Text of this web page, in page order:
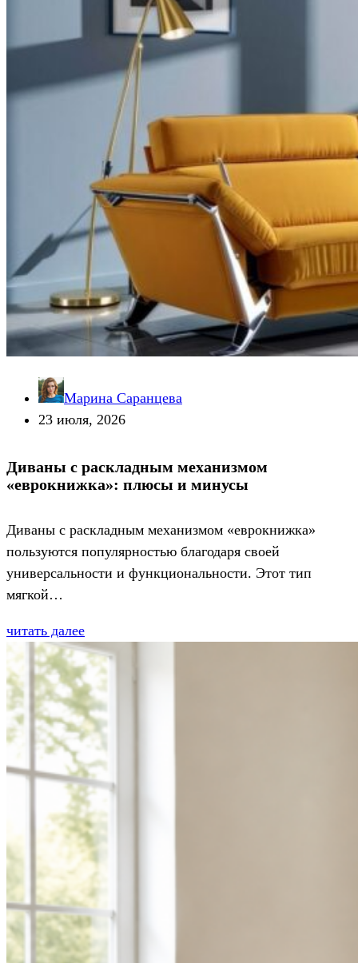
Марина Саранцева
23 июля, 2026
Диваны с раскладным механизмом
«еврокнижка»: плюсы и минусы
Диваны с раскладным механизмом «еврокнижка»
пользуются популярностью благодаря своей
универсальности и функциональности. Этот тип
мягкой…
читать далее